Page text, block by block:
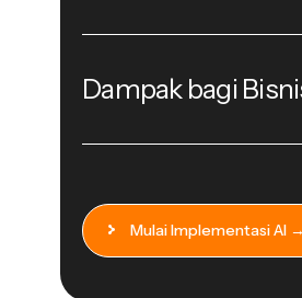
Dampak bagi
Mulai Implementasi AI →